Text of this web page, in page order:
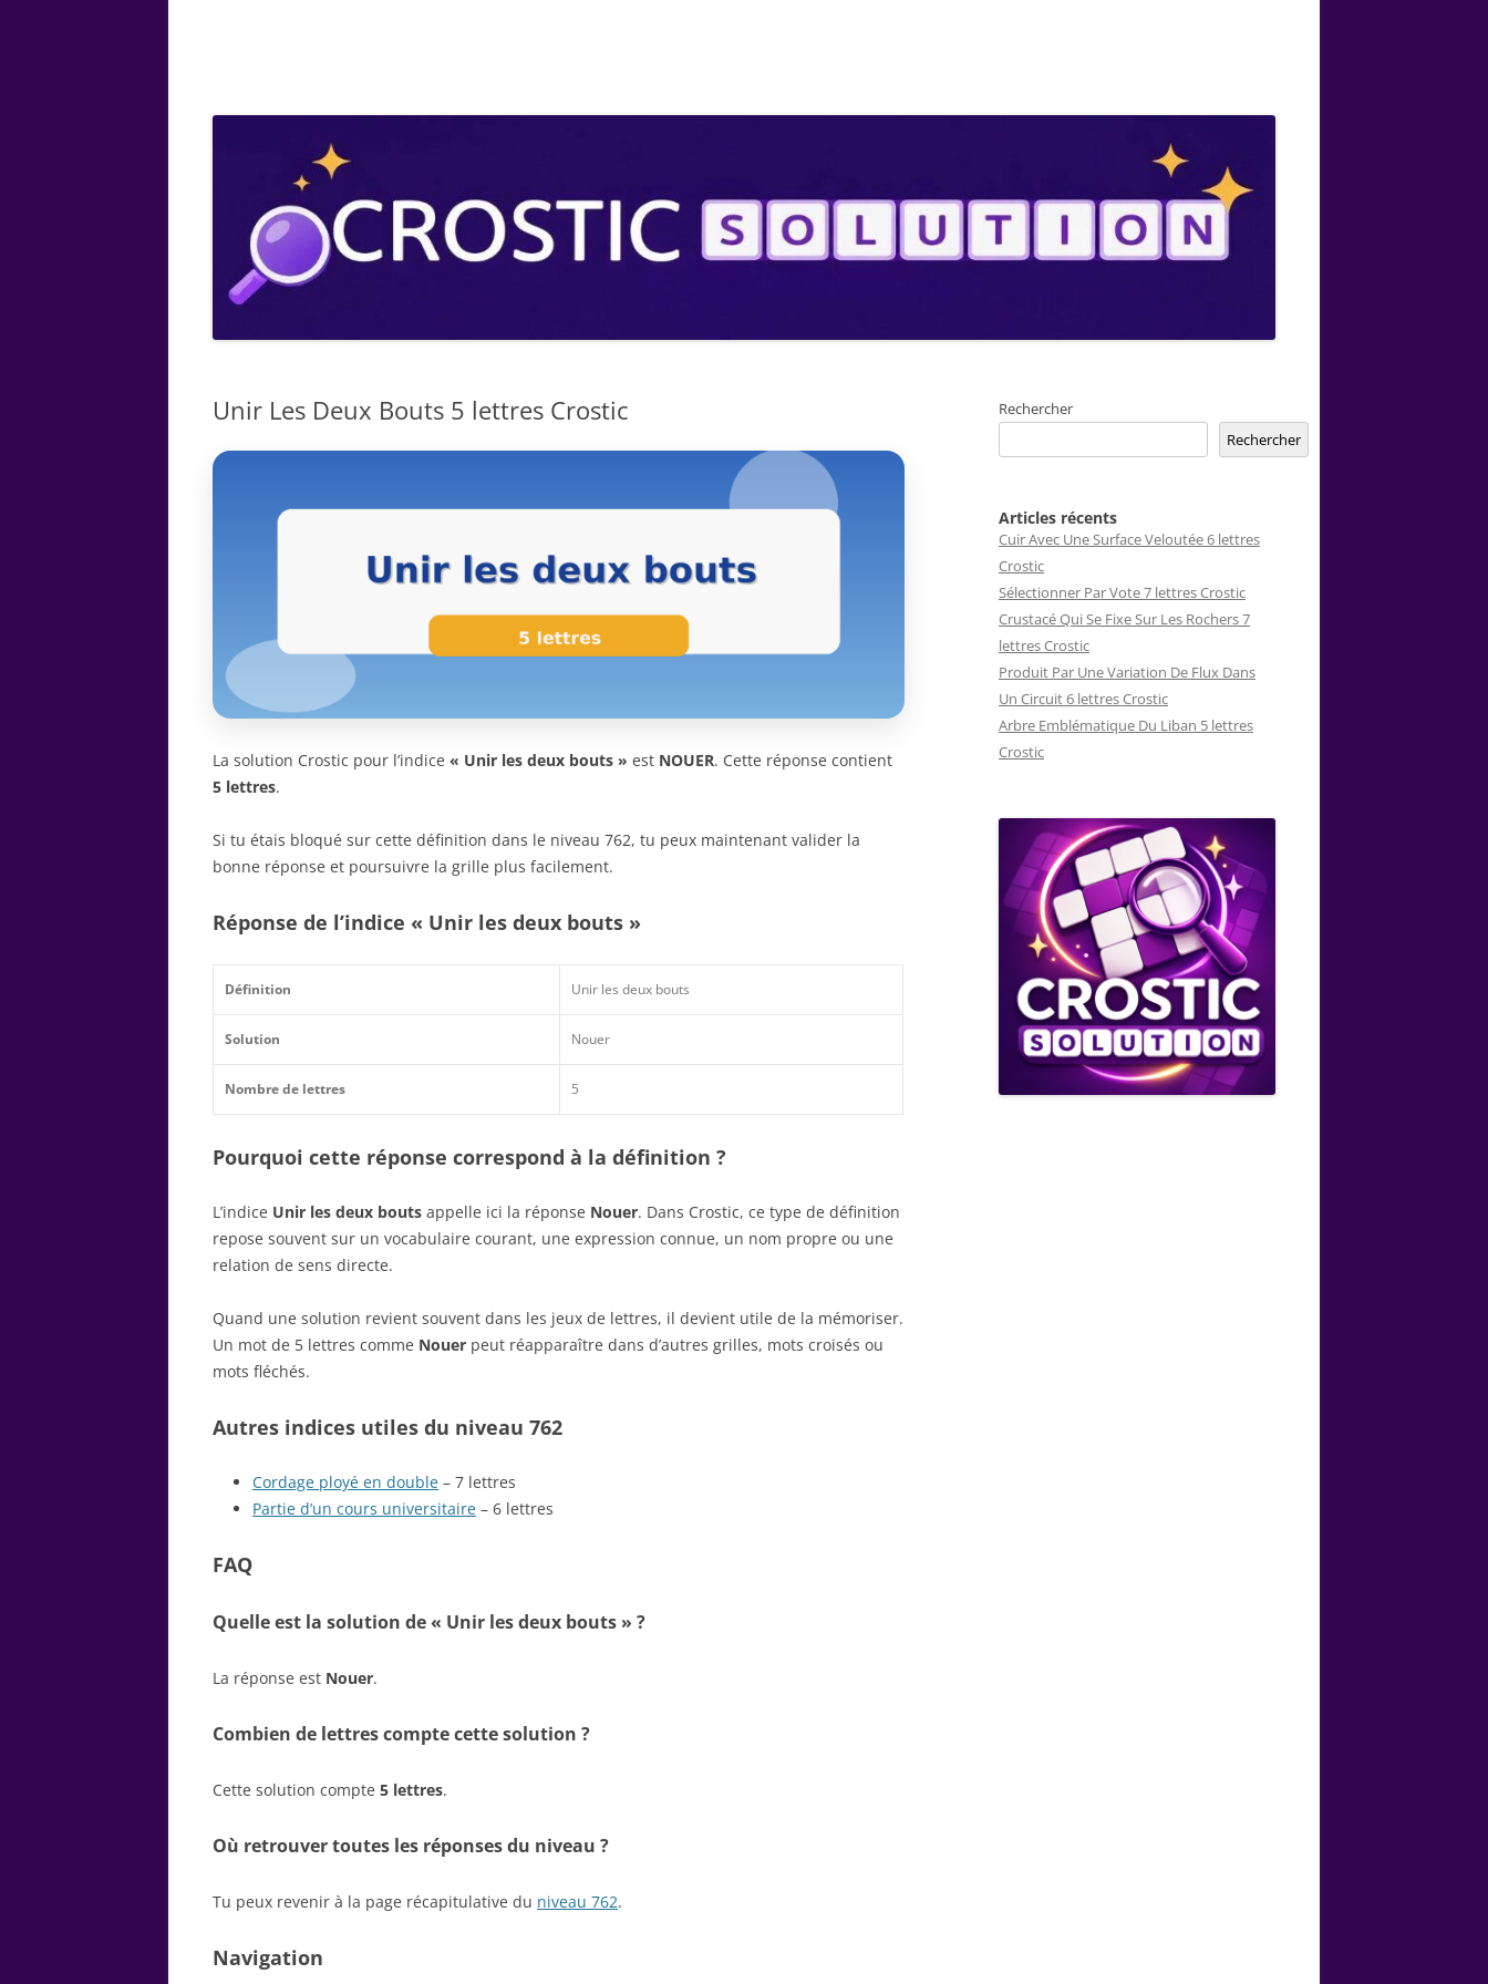
Unir Les Deux Bouts 5 lettres Crostic
La solution Crostic pour l’indice « Unir les deux bouts » est NOUER. Cette réponse contient
5 lettres.
Si tu étais bloqué sur cette définition dans le niveau 762, tu peux maintenant valider la
bonne réponse et poursuivre la grille plus facilement.
Réponse de l’indice « Unir les deux bouts »
Définition Unir les deux bouts
Solution Nouer
Nombre de lettres 5
Pourquoi cette réponse correspond à la définition ?
L’indice Unir les deux bouts appelle ici la réponse Nouer. Dans Crostic, ce type de définition
repose souvent sur un vocabulaire courant, une expression connue, un nom propre ou une
relation de sens directe.
Quand une solution revient souvent dans les jeux de lettres, il devient utile de la mémoriser.
Un mot de 5 lettres comme Nouer peut réapparaître dans d’autres grilles, mots croisés ou
mots fléchés.
Autres indices utiles du niveau 762
Cordage ployé en double – 7 lettres
Partie d’un cours universitaire – 6 lettres
FAQ
Quelle est la solution de « Unir les deux bouts » ?
La réponse est Nouer.
Combien de lettres compte cette solution ?
Cette solution compte 5 lettres.
Où retrouver toutes les réponses du niveau ?
Tu peux revenir à la page récapitulative du niveau 762.
Navigation
Rechercher
Rechercher
Articles récents
Cuir Avec Une Surface Veloutée 6 lettres
Crostic
Sélectionner Par Vote 7 lettres Crostic
Crustacé Qui Se Fixe Sur Les Rochers 7
lettres Crostic
Produit Par Une Variation De Flux Dans
Un Circuit 6 lettres Crostic
Arbre Emblématique Du Liban 5 lettres
Crostic